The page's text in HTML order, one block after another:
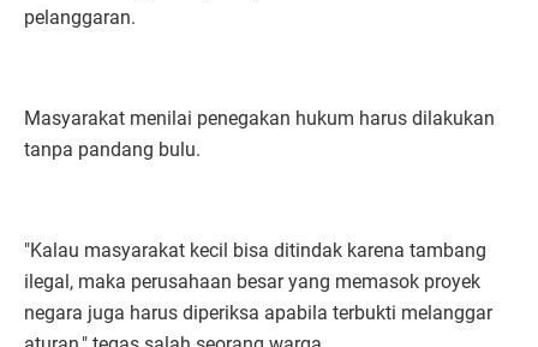
pelanggaran.
Masyarakat menilai penegakan hukum harus dilakukan
tanpa pandang bulu.
"Kalau masyarakat kecil bisa ditindak karena tambang
ilegal, maka perusahaan besar yang memasok proyek
negara juga harus diperiksa apabila terbukti melanggar